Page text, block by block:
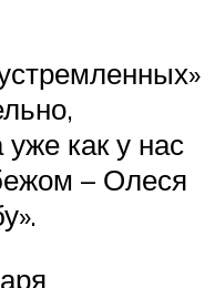
уже как у нас
– Олеся